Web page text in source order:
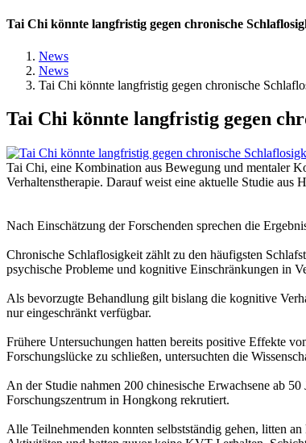
Tai Chi könnte langfristig gegen chronische
News
News
Tai Chi könnte langfristig gegen chronische
Tai Chi könnte langfristig gegen
Tai Chi, eine Kombination aus Bewegung und mentaler
Verhaltenstherapie. Darauf weist eine aktuelle Studie aus
Nach Einschätzung der Forschenden sprechen die
Chronische Schlaflosigkeit zählt zu den häufigsten
psychische Probleme und kognitive Einschränkungen in
Als bevorzugte Behandlung gilt bislang die kognitive
nur eingeschränkt verfügbar.
Frühere Untersuchungen hatten bereits positive Effekte
Forschungslücke zu schließen, untersuchten die
An der Studie nahmen 200 chinesische Erwachsene ab
Forschungszentrum in Hongkong rekrutiert.
Alle Teilnehmenden konnten selbstständig gehen, litten